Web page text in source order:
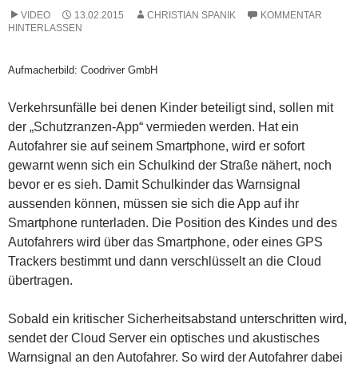
VIDEO 13.02.2015 CHRISTIAN SPANIK
KOMMENTAR
HINTERLASSEN
Aufmacherbild: Coodriver GmbH
Verkehrsunfälle bei denen Kinder beteiligt sind, sollen mit
der „Schutzranzen-App“ vermieden werden. Hat ein
Autofahrer sie auf seinem Smartphone, wird er sofort
gewarnt wenn sich ein Schulkind der Straße nähert, noch
bevor er es sieh. Damit Schulkinder das Warnsignal
aussenden können, müssen sie sich die App auf ihr
Smartphone runterladen. Die Position des Kindes und des
Autofahrers wird über das Smartphone, oder eines GPS
Trackers bestimmt und dann verschlüsselt an die Cloud
übertragen.
Sobald ein kritischer Sicherheitsabstand unterschritten wird,
sendet der Cloud Server ein optisches und akustisches
Warnsignal an den Autofahrer. So wird der Autofahrer dabei